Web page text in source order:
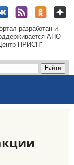
разработан и
АНО
ПРИСП"